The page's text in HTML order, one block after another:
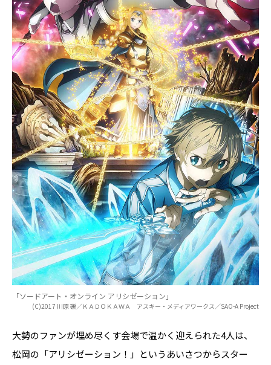
「ソードアート・オンライン アリシゼーション」
(C)2017 川原 礫／ＫＡＤＯＫＡＷＡ アスキー・メディアワークス／SAO-A Project
大勢のファンが埋め尽くす会場で温かく迎えられた4人は、
松岡の「アリシゼーション！」というあいさつからスター